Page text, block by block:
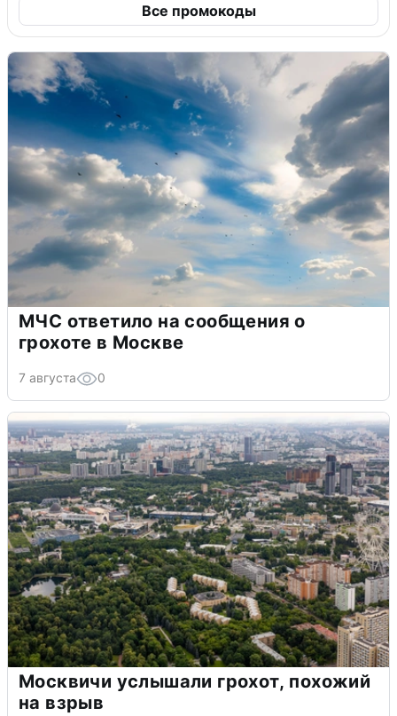
Все промокоды
МЧС ответило на сообщения о
грохоте в Москве
7 августа 0
Москвичи услышали грохот, похожий
на взрыв